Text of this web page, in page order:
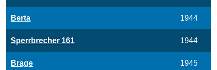
Berta 1944
Sperrbrecher 161 1944
Brage 1945